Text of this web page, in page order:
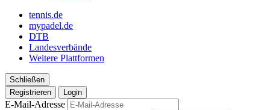
tennis.de
mypadel.de
DTB
Landesverbände
Weitere Plattformen
Schließen
Registrieren
Login
E-Mail-Adresse